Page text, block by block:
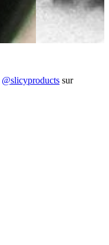
@slicyproducts sur